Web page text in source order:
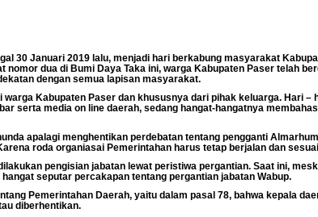
30 Januari 2019 lalu, menjadi hari berkabung masyarakat
dua di Bumi Daya Taka ini, warga Kabupaten Paser telah
dengan semua lapisan masyarakat.
Kabupaten Paser dan khususnya dari pihak keluarga. Hari –
serta media on line daerah, sedang hangat-hangatnya
apalagi menghentikan perdebatan tentang pengganti
roda organiasai Pemerintahan harus tetap berjalan dan
pengisian jabatan lewat peristiwa pergantian. Saat ini,
seputar percakapan tentang pergantian jabatan Wabup.
Pemerintahan Daerah, yaitu dalam pasal 78, bahwa kepala
diberhentikan.